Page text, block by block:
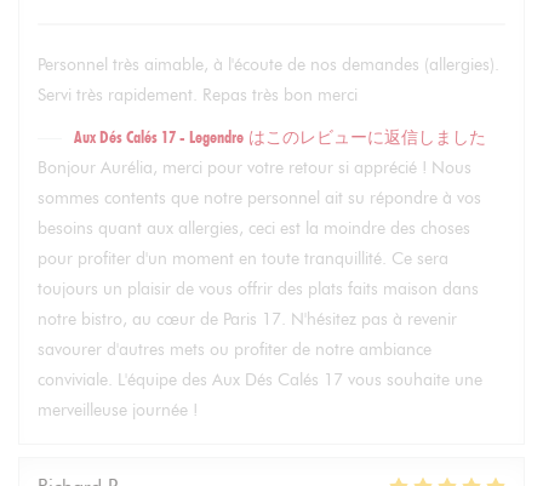
Personnel très aimable, à l'écoute de nos demandes (allergies).
Servi très rapidement. Repas très bon merci
Aux Dés Calés 17 - Legendre はこのレビューに返信しました
Bonjour Aurélia, merci pour votre retour si apprécié ! Nous
sommes contents que notre personnel ait su répondre à vos
besoins quant aux allergies, ceci est la moindre des choses
pour profiter d'un moment en toute tranquillité. Ce sera
toujours un plaisir de vous offrir des plats faits maison dans
notre bistro, au cœur de Paris 17. N'hésitez pas à revenir
savourer d'autres mets ou profiter de notre ambiance
conviviale. L'équipe des Aux Dés Calés 17 vous souhaite une
merveilleuse journée !